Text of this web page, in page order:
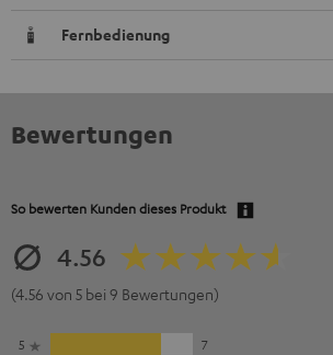
Fernbedienung
Bewertungen
So bewerten Kunden dieses Produkt
4.56
(4.56 von 5 bei 9 Bewertungen)
5
7